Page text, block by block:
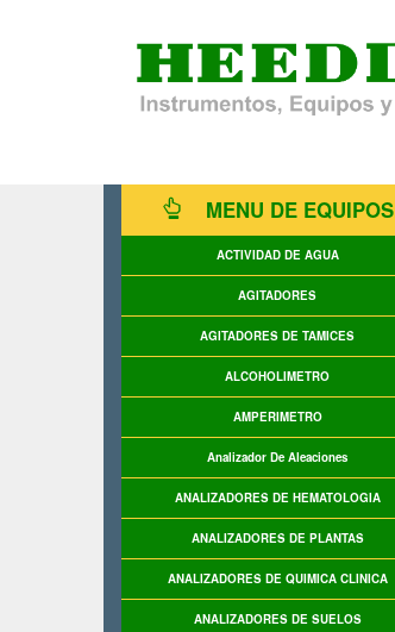
MENU DE EQUIPOS
ACTIVIDAD DE AGUA
AGITADORES
AGITADORES DE TAMICES
ALCOHOLIMETRO
AMPERIMETRO
Analizador De Aleaciones
ANALIZADORES DE HEMATOLOGIA
ANALIZADORES DE PLANTAS
ANALIZADORES DE QUIMICA CLINICA
ANALIZADORES DE SUELOS